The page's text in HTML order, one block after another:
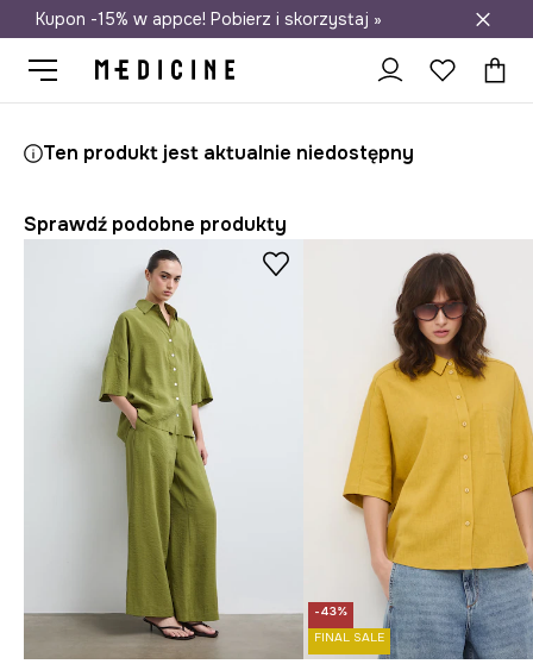
Darmowa dostawa do salonów
Kupon -15% w appce! Pobierz i skorzystaj »
Ten produkt jest aktualnie niedostępny
Sprawdź podobne produkty
-43%
FINAL SALE